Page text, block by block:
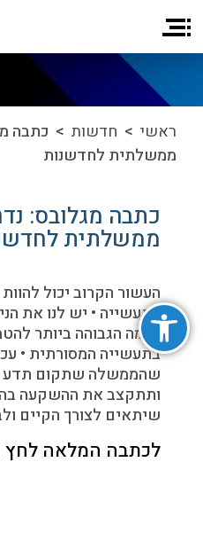
פתח סרגל נגישות
ראשי > חדשות > כתבה
ממשלתית לחדשנות
כתבה מגלובס:
ממשלתית
העשור הקרוב יכול
לתעשייה • יש לנו את
ברמה הגבוהה ביותר
בתעשייה המסורתית •
שהממשלה שתקום תדע
ותתקצב את ההשקעה
שיתאים לצורך הקיים
לכתבה המלאה לחץ